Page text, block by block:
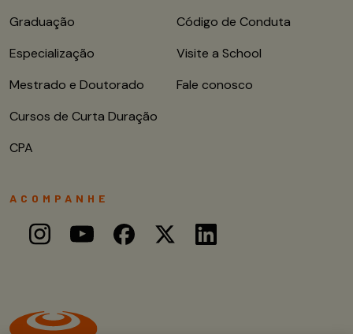
Graduação
Especialização
Mestrado e Doutorado
Cursos de Curta Duração
CPA
Código de Conduta
Visite a School
Fale conosco
ACOMPANHE